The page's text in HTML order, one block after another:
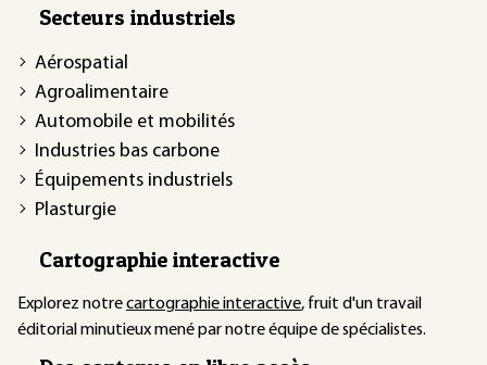
Secteurs industriels
Aérospatial
Agroalimentaire
Automobile et mobilités
Industries bas carbone
Équipements industriels
Plasturgie
Cartographie interactive
Explorez notrecartographie interactive, fruit d'un travail
éditorial minutieux mené par notre équipe de spécialistes.